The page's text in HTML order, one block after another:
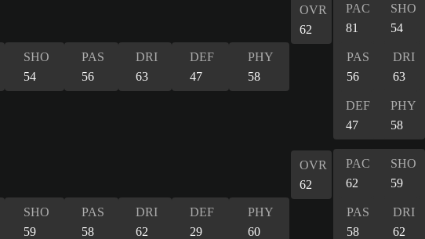
SHO
54
PAS
56
DRI
63
DEF
47
PHY
58
OVR
62
PAC
81
SHO
54
PAS
56
DRI
63
DEF
47
PHY
58
SHO
59
PAS
58
DRI
62
DEF
29
PHY
60
OVR
62
PAC
62
SHO
59
PAS
58
DRI
62